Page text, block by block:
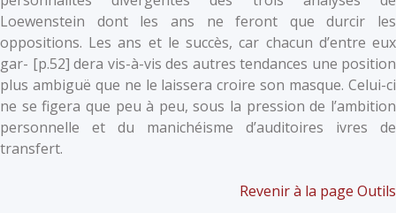
Loewenstein dont les ans ne feront que durcir les
oppositions. Les ans et le succès, car chacun d’entre eux
gar- [p.52] dera vis-à-vis des autres tendances une position
plus ambiguë que ne le laissera croire son masque. Celui-ci
ne se figera que peu à peu, sous la pression de l’ambition
personnelle et du manichéisme d’auditoires ivres de
transfert.
Revenir à la page Outils